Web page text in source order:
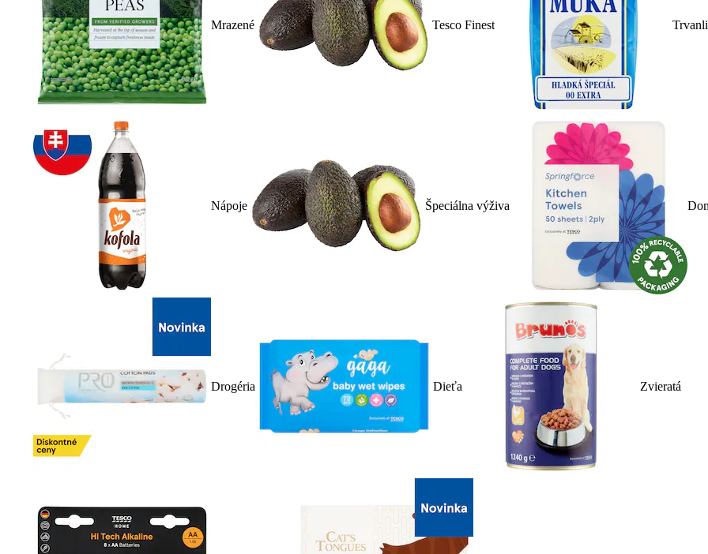
Mrazené Tesco Finest
Nápoje Špeciálna výživa
Drogéria Dieťa Zvieratá